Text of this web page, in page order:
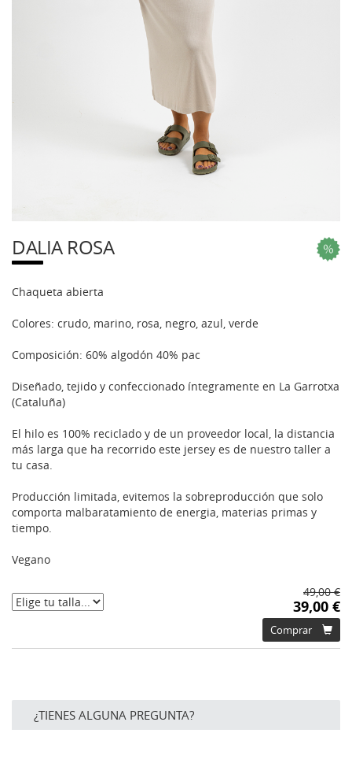
DALIA ROSA
Chaqueta abierta
Colores: crudo, marino, rosa, negro, azul, verde
Composición: 60% algodón 40% pac
Diseñado, tejido y confeccionado íntegramente en La Garrotxa
(Cataluña)
El hilo es 100% reciclado y de un proveedor local, la distancia
más larga que ha recorrido este jersey es de nuestro taller a
tu casa.
Producción limitada, evitemos la sobreproducción que solo
comporta malbaratamiento de energia, materias primas y
tiempo.
Vegano
49,00 €
39,00 €
Comprar
¿TIENES ALGUNA PREGUNTA?